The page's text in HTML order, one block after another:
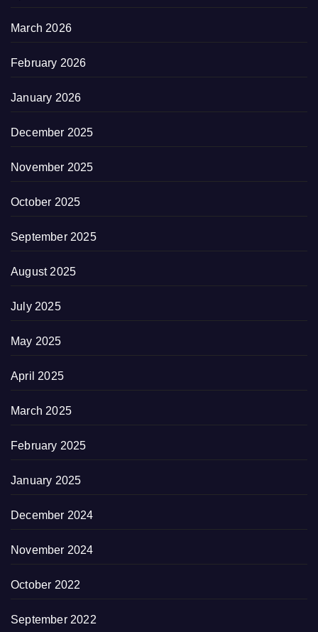
March 2026
February 2026
January 2026
December 2025
November 2025
October 2025
September 2025
August 2025
July 2025
May 2025
April 2025
March 2025
February 2025
January 2025
December 2024
November 2024
October 2022
September 2022